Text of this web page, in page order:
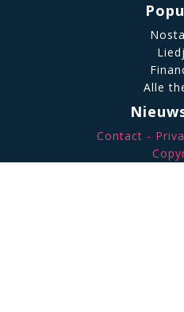
Alle
Contact